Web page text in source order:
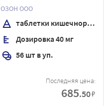
кишечнорастворимые,
покрытые оболочкой
ОЗОН ООО
таблетки кишечнорастворимые, покрытые Оболочкой
Дозировка 40 мг
56 шт в уп.
Последняя цена:
685.50₽